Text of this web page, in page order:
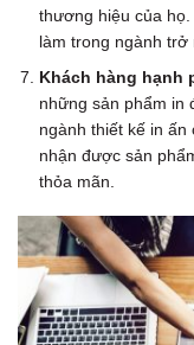
thương hiệu của
làm trong ngành trở
Khách hàng hạnh
những sản phẩm in
ngành thiết kế in
nhận được sản
thỏa mãn.